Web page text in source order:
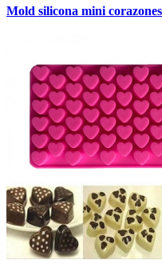
Mold silicona mini